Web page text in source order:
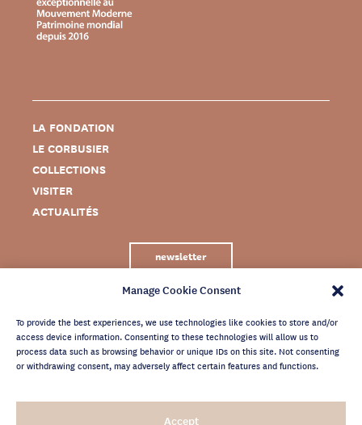
Manage Cookie Consent
To provide the best experiences, we use technologies like cookies to store and/or
access device information. Consenting to these technologies will allow us to
process data such as browsing behavior or unique IDs on this site. Not consenting
or withdrawing consent, may adversely affect certain features and functions.
Accept
LA FONDATION
LE CORBUSIER
COLLECTIONS
VISITER
ACTUALITÉS
newsletter
MENTIONS LÉGALES
CRÉDITS